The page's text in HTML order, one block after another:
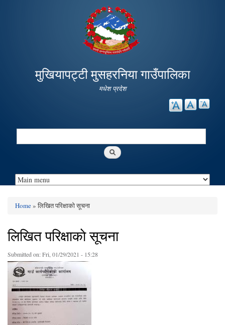
main
content
मुखियापट्टी मुसहरनिया गाउँपालिका
मधेश प्रदेश
Search
Home» लिखित परिक्षाकाे सूचना
लिखित परिक्षाकाे सूचना
Submitted on:Fri, 01/29/2021 - 15:28